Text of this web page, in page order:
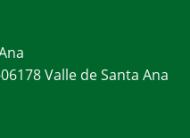
Valle de Santa Ana